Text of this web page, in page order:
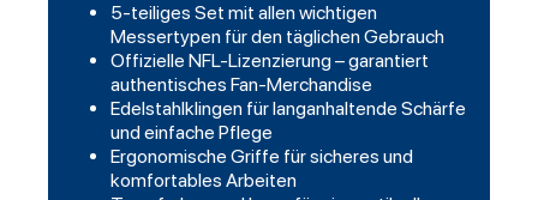
5-teiliges Set mit allen wichtigen
Messertypen für den täglichen Gebrauch
Offizielle NFL-Lizenzierung – garantiert
authentisches Fan-Merchandise
Edelstahlklingen für langanhaltende Schärfe
und einfache Pflege
Ergonomische Griffe für sicheres und
komfortables Arbeiten